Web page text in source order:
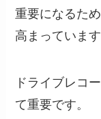
重要になるた
高まっています
ドライブレコ
て重要です。